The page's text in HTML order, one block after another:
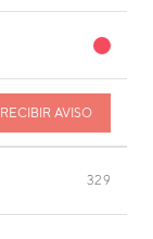
RECIBIR AVISO
329